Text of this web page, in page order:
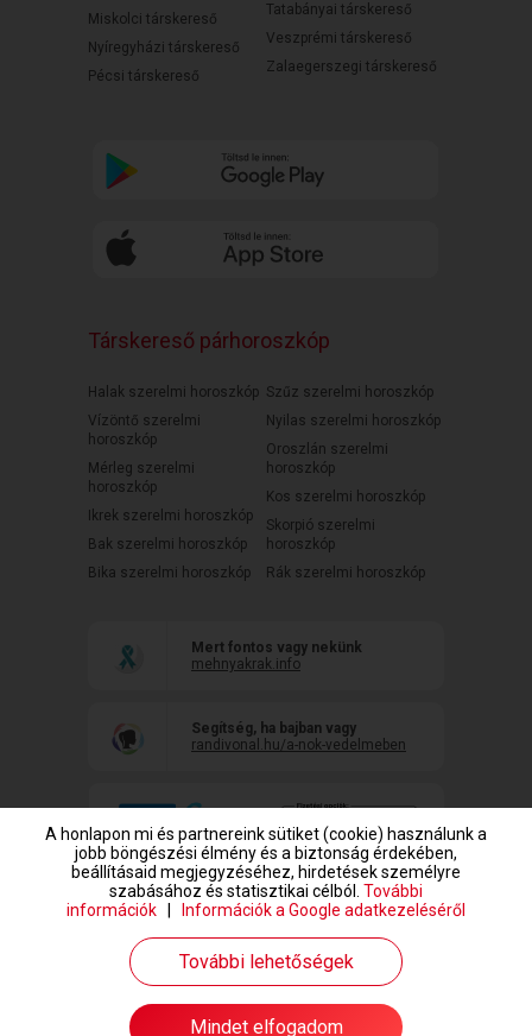
Miskolci társkereső
Nyíregyházi társkereső
Pécsi társkereső
Tatabányai társkereső
Veszprémi társkereső
Zalaegerszegi társkereső
Társkereső párhoroszkóp
Halak szerelmi horoszkóp
Vízöntő szerelmi
horoszkóp
Mérleg szerelmi
horoszkóp
Ikrek szerelmi horoszkóp
Bak szerelmi horoszkóp
Bika szerelmi horoszkóp
Szűz szerelmi horoszkóp
Nyilas szerelmi horoszkóp
Oroszlán szerelmi
horoszkóp
Kos szerelmi horoszkóp
Skorpió szerelmi
horoszkóp
Rák szerelmi horoszkóp
Mert fontos vagy nekünk
mehnyakrak.info
Segítség, ha bajban vagy
randivonal.hu/a-nok-vedelmeben
www.randivonal.hu © Copyright 1999-2026 Dating Central Europe Zrt.
A honlapon mi és partnereink sütiket (cookie) használunk a
jobb böngészési élmény és a biztonság érdekében,
beállításaid megjegyzéséhez, hirdetések személyre
szabásához és statisztikai célból. További
információk
Információk a Google adatkezeléséről
További lehetőségek
Mindet elfogadom